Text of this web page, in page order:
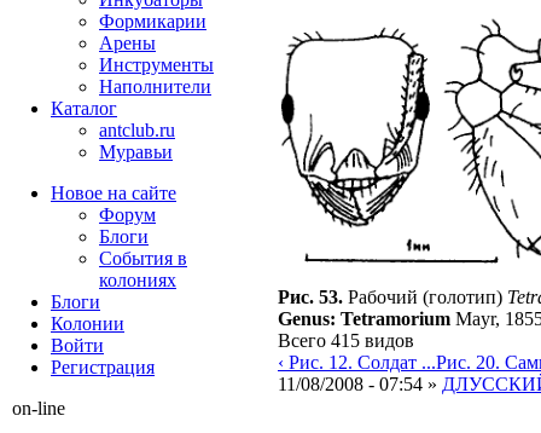
Рис. 53. Рабочий (голотип)
Genus: Tetramorium Mayr,
Всего 415 видов
‹ Рис. 12. Солдат ...Рис. 20.
11/08/2008 - 07:54 »
Формикарии
Арены
Инструменты
Наполнители
Каталог
antclub.ru
Муравьи
Новое на сайте
Форум
Блоги
События в
колониях
Блоги
Колонии
Войти
Peгиcтpaция
on-line